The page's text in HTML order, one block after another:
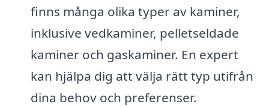
finns många olika typer av kaminer,
inklusive vedkaminer, pelletseldade
kaminer och gaskaminer. En expert
kan hjälpa dig att välja rätt typ utifrån
dina behov och preferenser.